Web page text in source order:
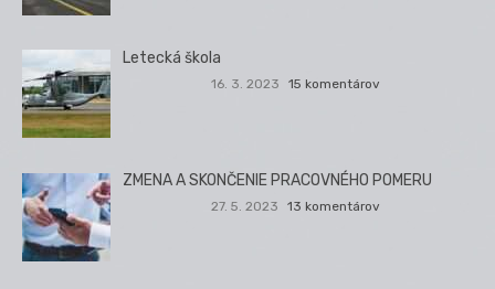
Letecká škola
16. 3. 2023 15 komentárov
ZMENA A SKONČENIE PRACOVNÉHO POMERU
27. 5. 2023 13 komentárov